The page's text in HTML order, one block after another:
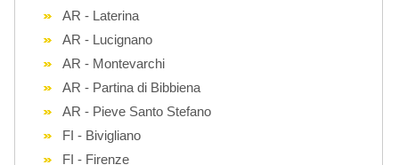
AR - Laterina
AR - Lucignano
AR - Montevarchi
AR - Partina di Bibbiena
AR - Pieve Santo Stefano
FI - Bivigliano
FI - Firenze